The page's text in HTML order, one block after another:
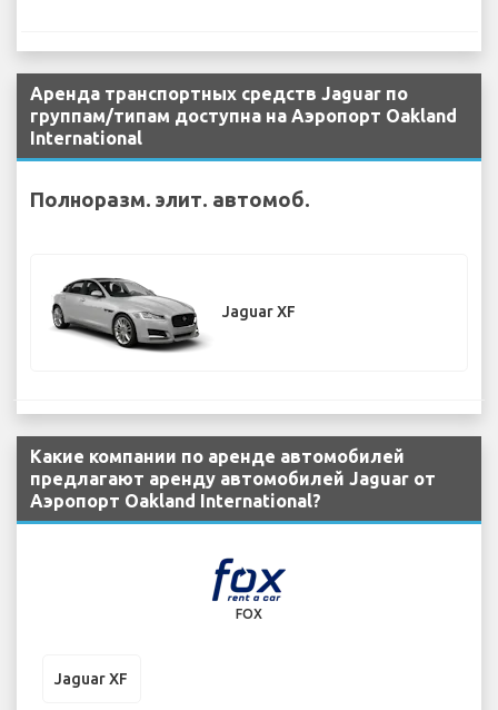
Аренда транспортных средств Jaguar по
группам/типам доступна на Аэропорт Oakland
International
Полноразм. элит. автомоб.
Jaguar XF
Какие компании по аренде автомобилей
предлагают аренду автомобилей Jaguar от
Аэропорт Oakland International?
FOX
Jaguar XF